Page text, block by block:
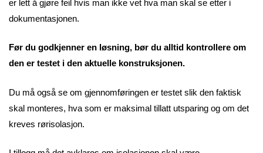
er lett å gjøre feil hvis man ikke vet hva man skal se etter i
dokumentasjonen.
Før du godkjenner en løsning, bør du alltid kontrollere om
den er testet i den aktuelle konstruksjonen.
Du må også se om gjennomføringen er testet slik den faktisk
skal monteres, hva som er maksimal tillatt utsparing og om det
kreves rørisolasjon.